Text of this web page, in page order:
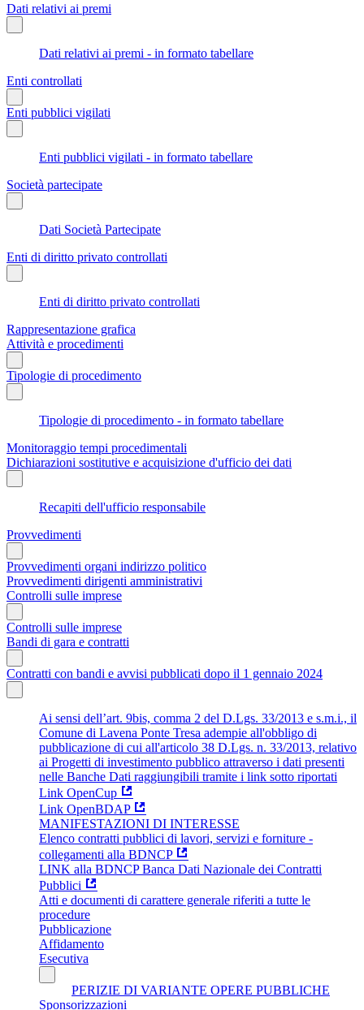
Dati relativi ai premi
Dati relativi ai premi - in formato tabellare
Enti controllati
Enti pubblici vigilati
Enti pubblici vigilati - in formato tabellare
Società partecipate
Dati Società Partecipate
Enti di diritto privato controllati
Enti di diritto privato controllati
Rappresentazione grafica
Attività e procedimenti
Tipologie di procedimento
Tipologie di procedimento - in formato tabellare
Monitoraggio tempi procedimentali
Dichiarazioni sostitutive e acquisizione d'ufficio dei dati
Recapiti dell'ufficio responsabile
Provvedimenti
Provvedimenti organi indirizzo politico
Provvedimenti dirigenti amministrativi
Controlli sulle imprese
Controlli sulle imprese
Bandi di gara e contratti
Contratti con bandi e avvisi pubblicati dopo il 1 gennaio 2024
Ai sensi dell’art. 9bis, comma 2 del D.Lgs. 33/2013 e s.m.i., il
Comune di Lavena Ponte Tresa adempie all'obbligo di
pubblicazione di cui all'articolo 38 D.Lgs. n. 33/2013, relativo
ai Progetti di investimento pubblico attraverso i dati presenti
nelle Banche Dati raggiungibili tramite i link sotto riportati
Link OpenCup
Link OpenBDAP
MANIFESTAZIONI DI INTERESSE
Elenco contratti pubblici di lavori, servizi e forniture -
collegamenti alla BDNCP
LINK alla BDNCP Banca Dati Nazionale dei Contratti
Pubblici
Atti e documenti di carattere generale riferiti a tutte le
procedure
Pubblicazione
Affidamento
Esecutiva
PERIZIE DI VARIANTE OPERE PUBBLICHE
Sponsorizzazioni